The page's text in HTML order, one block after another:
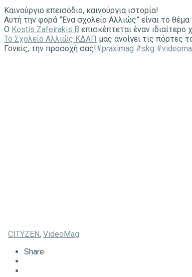
Καινούργιο επεισόδιο, καινούργια ιστορία!
Αυτή την φορά ”Ένα σχολείο Αλλιώς” είναι το
Ο Kostis Zafeirakis B επισκέπτεται έναν
Το Σχολείο Αλλιώς ΚΔΑΠ μας ανοίγει τις πόρτες
Γονείς, την προσοχή σας!#praximag #skg #
CITYZEN, VideoMag
Share